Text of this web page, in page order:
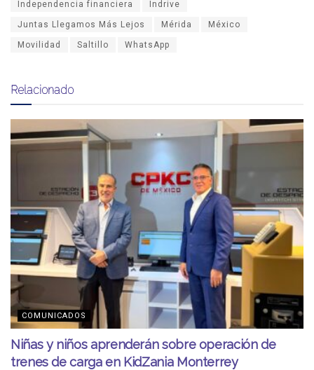
Independencia financiera Indrive
Juntas Llegamos Más Lejos Mérida México
Movilidad Saltillo WhatsApp
Relacionado
COMUNICADOS
Niñas y niños aprenderán sobre operación de
trenes de carga en KidZania Monterrey